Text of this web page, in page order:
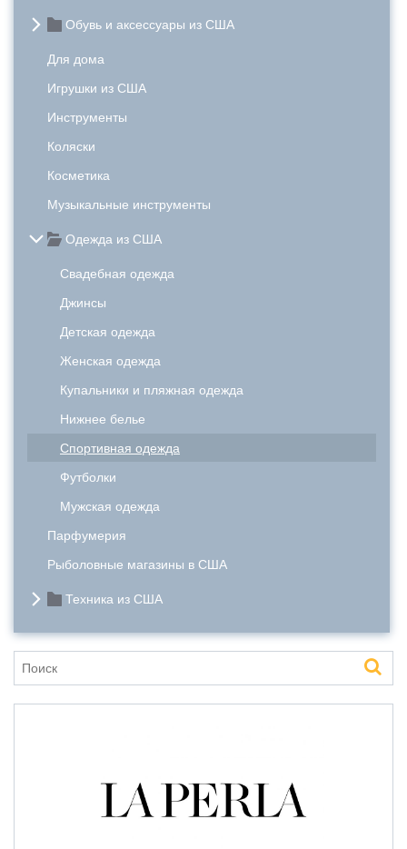
Обувь и аксессуары из США
Для дома
Игрушки из США
Инструменты
Коляски
Косметика
Музыкальные инструменты
Одежда из США
Свадебная одежда
Джинсы
Детская одежда
Женская одежда
Купальники и пляжная одежда
Нижнее белье
Спортивная одежда
Футболки
Мужская одежда
Парфумерия
Рыболовные магазины в США
Техника из США